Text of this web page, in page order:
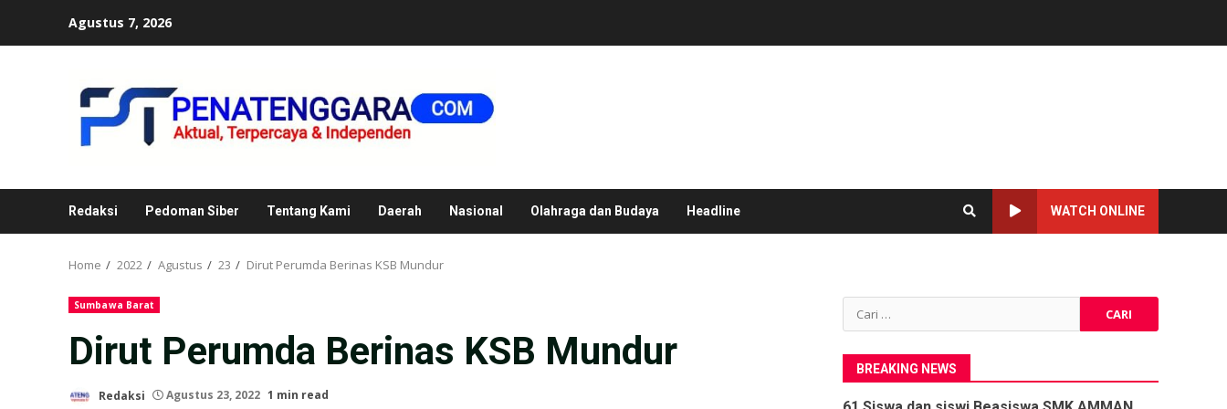
Agustus 7, 2026
Redaksi Pedoman Siber Tentang Kami Daerah Nasional Olahraga dan Budaya Headline WATCH ONLINE
Home 2022 Agustus 23 Dirut Perumda Berinas KSB Mundur
Sumbawa Barat
Dirut Perumda Berinas KSB Mundur
Redaksi Agustus 23, 2022 1 min read
Cari
untuk:
BREAKING NEWS